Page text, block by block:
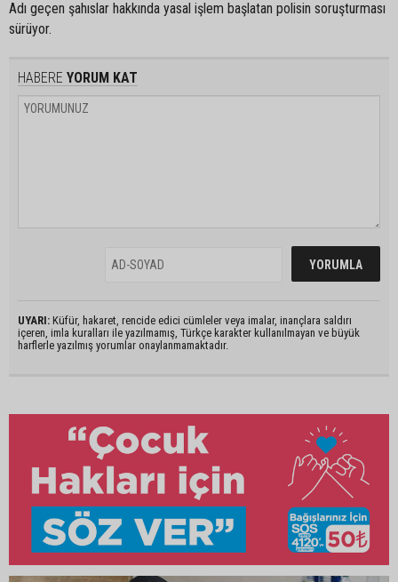
Adı geçen şahıslar hakkında yasal işlem başlatan polisin soruşturması
sürüyor.
HABERE YORUM KAT
UYARI: Küfür, hakaret, rencide edici cümleler veya imalar, inançlara saldırı
içeren, imla kuralları ile yazılmamış, Türkçe karakter kullanılmayan ve büyük
harflerle yazılmış yorumlar onaylanmamaktadır.